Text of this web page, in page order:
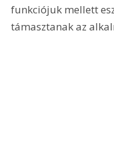
funkciójuk mellett
támasztanak az